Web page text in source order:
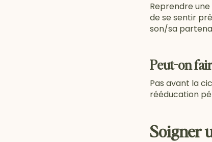
Reprendre
de se sentir
son/sa
Peut-on
Pas avant la
rééducation
Soigner